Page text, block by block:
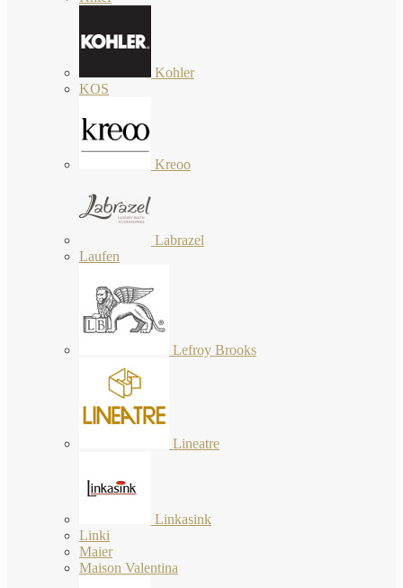
Kohler
KOS
Kreoo
Labrazel
Laufen
Lefroy Brooks
Lineatre
Linkasink
Linki
Maier
Maison Valentina